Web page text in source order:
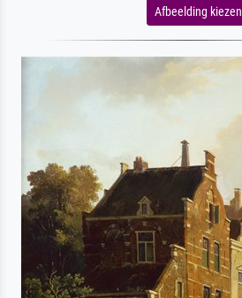
Afbeelding kiezen